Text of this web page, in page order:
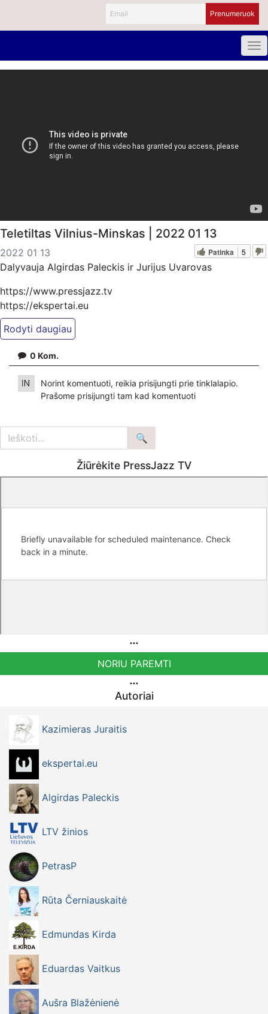
Teletiltas Vilnius-Minskas | 2022 01 13
2022 01 13 Patinka 5
Dalyvauja Algirdas Paleckis ir Jurijus Uvarovas
https://www.pressjazz.tv
https://ekspertai.eu
Pradžia
0 Kom.
Norint komentuoti, reikia prisijungti prie tinklalapio.
Prašome prisijungti tam kad komentuoti
Žiūrėkite PressJazz TV
NORIU PAREMTI
Autoriai
Kazimieras Juraitis
ekspertai.eu
Algirdas Paleckis
LTV žinios
PetrasP
Rūta Černiauskaitė
Edmundas Kirda
Eduardas Vaitkus
Aušra Blažėnienė